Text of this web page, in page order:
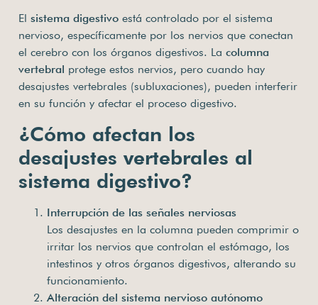
El sistema digestivo está controlado por el sistema
nervioso, específicamente por los nervios que conectan
el cerebro con los órganos digestivos. La columna
vertebral protege estos nervios, pero cuando hay
desajustes vertebrales (subluxaciones), pueden interferir
en su función y afectar el proceso digestivo.
¿Cómo afectan los
desajustes vertebrales al
sistema digestivo?
Interrupción de las señales nerviosas
Los desajustes en la columna pueden comprimir o
irritar los nervios que controlan el estómago, los
intestinos y otros órganos digestivos, alterando su
funcionamiento.
Alteración del sistema nervioso autónomo